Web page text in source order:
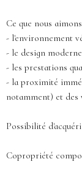
Ce que nous
- l'environnement
- le design
- les prestations
- la proximité
notamment) et des
Possibilité
Copropriété